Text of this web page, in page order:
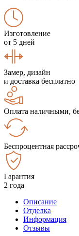
Изготовление
от 5 дней
Замер, дизайн
и доставка бесплатно
Оплата наличными,
Беспроцентная
Гарантия
2 года
Описание
Отделка
Информация
Отзывы